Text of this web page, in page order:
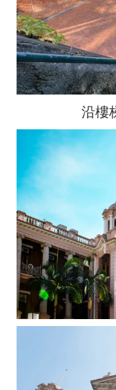
沿樓